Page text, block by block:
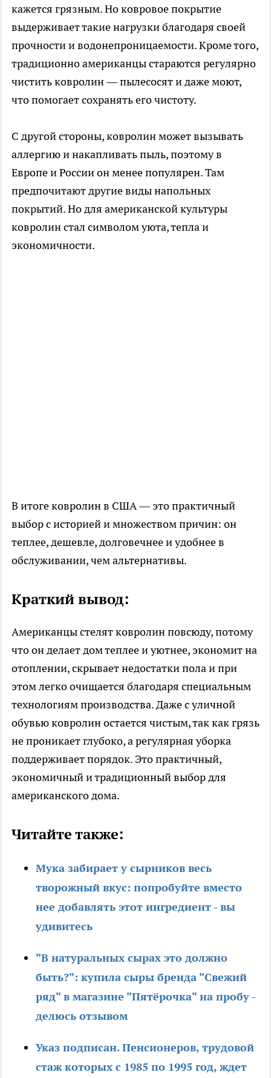
кажется грязным. Но ковровое покрытие
выдерживает такие нагрузки благодаря своей
прочности и водонепроницаемости. Кроме того,
традиционно американцы стараются регулярно
чистить ковролин — пылесосят и даже моют,
что помогает сохранять его чистоту.
С другой стороны, ковролин может вызывать
аллергию и накапливать пыль, поэтому в
Европе и России он менее популярен. Там
предпочитают другие виды напольных
покрытий. Но для американской культуры
ковролин стал символом уюта, тепла и
экономичности.
В итоге ковролин в США — это практичный
выбор с историей и множеством причин: он
теплее, дешевле, долговечнее и удобнее в
обслуживании, чем альтернативы.
Краткий вывод:
Американцы стелят ковролин повсюду, потому
что он делает дом теплее и уютнее, экономит на
отоплении, скрывает недостатки пола и при
этом легко очищается благодаря специальным
технологиям производства. Даже с уличной
обувью ковролин остается чистым, так как грязь
не проникает глубоко, а регулярная уборка
поддерживает порядок. Это практичный,
экономичный и традиционный выбор для
американского дома.
Читайте также:
Мука забирает у сырников весь
творожный вкус: попробуйте вместо
нее добавлять этот ингредиент - вы
удивитесь
"В натуральных сырах это должно
быть?": купила сыры бренда "Свежий
ряд" в магазине "Пятёрочка" на пробу -
делюсь отзывом
Указ подписан. Пенсионеров, трудовой
стаж которых с 1985 по 1995 год, ждет